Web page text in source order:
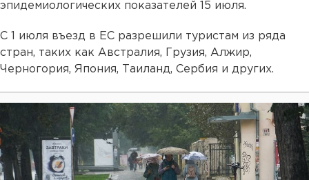
эпидемиологических показателей 15 июля.
С 1 июля въезд в ЕС разрешили туристам из ряда
стран, таких как Австралия, Грузия, Алжир,
Черногория, Япония, Таиланд, Сербия и других.